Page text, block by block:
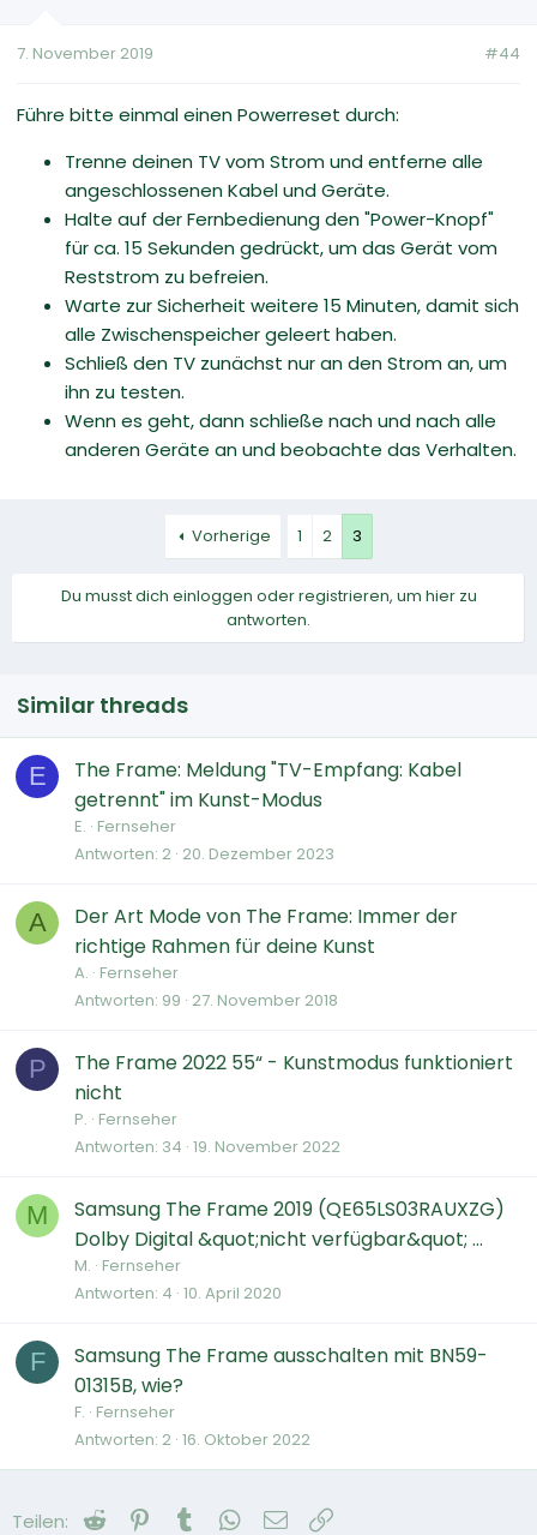
7. November 2019 #44
Führe bitte einmal einen Powerreset durch:
Trenne deinen TV vom Strom und entferne alle
angeschlossenen Kabel und Geräte.
Halte auf der Fernbedienung den "Power-Knopf"
für ca. 15 Sekunden gedrückt, um das Gerät vom
Reststrom zu befreien.
Warte zur Sicherheit weitere 15 Minuten, damit sich
alle Zwischenspeicher geleert haben.
Schließ den TV zunächst nur an den Strom an, um
ihn zu testen.
Wenn es geht, dann schließe nach und nach alle
anderen Geräte an und beobachte das Verhalten.
Vorherige 1 2 3
Du musst dich einloggen oder registrieren, um hier zu
antworten.
Similar threads
E
The Frame: Meldung "TV-Empfang: Kabel
getrennt" im Kunst-Modus
E. Fernseher
Antworten 2 20. Dezember 2023
A
Der Art Mode von The Frame: Immer der
richtige Rahmen für deine Kunst
A. Fernseher
Antworten 99 27. November 2018
P
The Frame 2022 55“ - Kunstmodus funktioniert
nicht
P. Fernseher
Antworten 34 19. November 2022
M
Samsung The Frame 2019 (QE65LS03RAUXZG)
Dolby Digital &quot;nicht verfügbar&quot; ...
M. Fernseher
Antworten 4 10. April 2020
F
Samsung The Frame ausschalten mit BN59-
01315B, wie?
F. Fernseher
Antworten 2 16. Oktober 2022
Teilen: Reddit Pinterest
Tumblr WhatsApp
E-Mail